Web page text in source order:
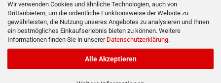
Wir verwenden Cookies und ähnliche Technologien, auch von
Drittanbietern, um die ordentliche Funktionsweise der Website zu
gewährleisten, die Nutzung unseres Angebotes zu analysieren und Ihnen
ein bestmögliches Einkaufserlebnis bieten zu können. Weitere
Informationen finden Sie in unserer Datenschutzerklärung.
Alle Akzeptieren
Zahlung
Versand